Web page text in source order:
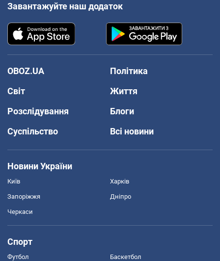
Завантажуйте наш додаток
OBOZ.UA
Політика
Світ
Життя
Розслідування
Блоги
Суспільство
Всі новини
Новини України
Київ Харків
Запоріжжя Дніпро
Черкаси
Спорт
Футбол Баскетбол